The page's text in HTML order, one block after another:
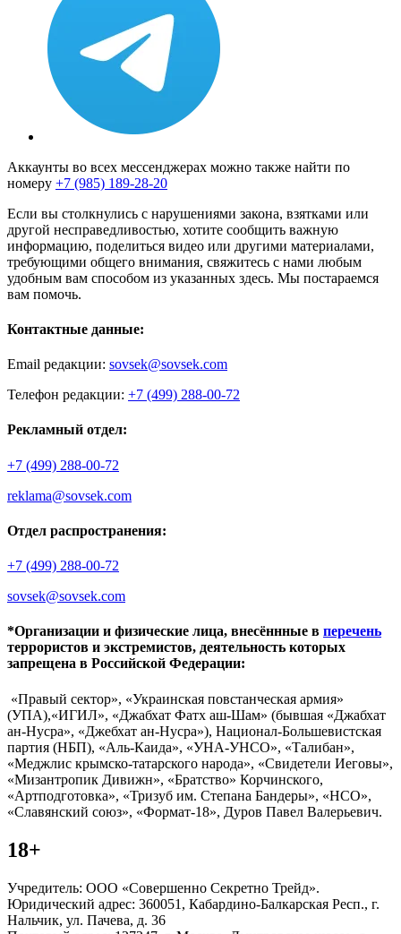
Аккаунты во всех мессенджерах можно также найти по
номеру +7 (985) 189-28-20
Если вы столкнулись с нарушениями закона, взятками или
другой несправедливостью, хотите сообщить важную
информацию, поделиться видео или другими материалами,
требующими общего внимания, свяжитесь с нами любым
удобным вам способом из указанных здесь. Мы постараемся
вам помочь.
Контактные данные:
Email редакции: sovsek@sovsek.com
Телефон редакции: +7 (499) 288-00-72
Рекламный отдел:
+7 (499) 288-00-72
reklama@sovsek.com
Отдел распространения:
+7 (499) 288-00-72
sovsek@sovsek.com
*Организации и физические лица, внесённные в перечень
террористов и экстремистов, деятельность которых
запрещена в Российской Федерации:
«Правый сектор», «Украинская повстанческая армия»
(УПА),«ИГИЛ», «Джабхат Фатх аш-Шам» (бывшая «Джабхат
ан-Нусра», «Джебхат ан-Нусра»), Национал-Большевистская
партия (НБП), «Аль-Каида», «УНА-УНСО», «Талибан»,
«Меджлис крымско-татарского народа», «Свидетели Иеговы»,
«Мизантропик Дивижн», «Братство» Корчинского,
«Артподготовка», «Тризуб им. Степана Бандеры», «НСО»,
«Славянский союз», «Формат-18», Дуров Павел Валерьевич.
18+
Учредитель: ООО «Совершенно Секретно Трейд».
Юридический адрес: 360051, Кабардино-Балкарская Респ., г.
Нальчик, ул. Пачева, д. 36